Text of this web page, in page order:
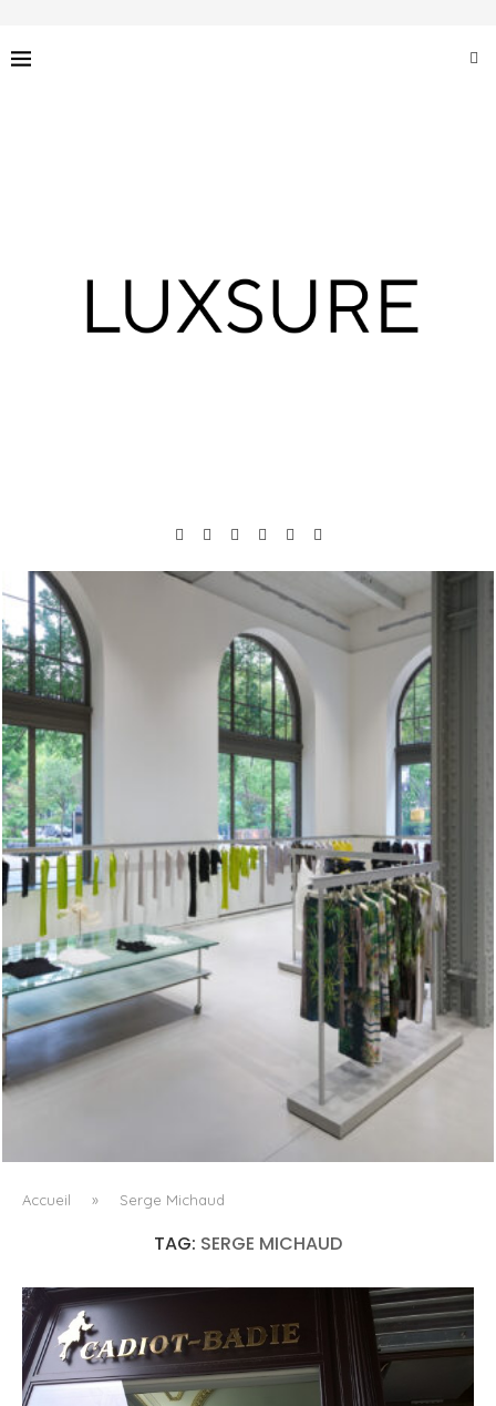
ISSEY MIYAKE AU 45 MADISON AVENUE : LE PLI COMME
PRINCIPE ARCHITECTURAL
Accueil » Serge Michaud
TAG: SERGE MICHAUD